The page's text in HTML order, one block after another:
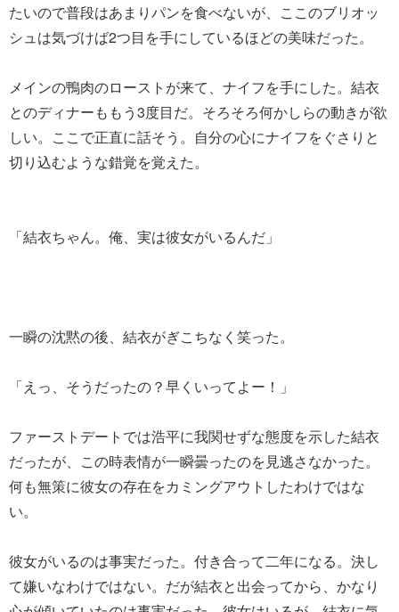
たいので普段はあまりパンを食べないが、ここのブリオッ
シュは気づけば2つ目を手にしているほどの美味だった。
メインの鴨肉のローストが来て、ナイフを手にした。結衣
とのディナーももう3度目だ。そろそろ何かしらの動きが欲
しい。ここで正直に話そう。自分の心にナイフをぐさりと
切り込むような錯覚を覚えた。
「結衣ちゃん。俺、実は彼女がいるんだ」
一瞬の沈黙の後、結衣がぎこちなく笑った。
「えっ、そうだったの？早くいってよー！」
ファーストデートでは浩平に我関せずな態度を示した結衣
だったが、この時表情が一瞬曇ったのを見逃さなかった。
何も無策に彼女の存在をカミングアウトしたわけではな
い。
彼女がいるのは事実だった。付き合って二年になる。決し
て嫌いなわけではない。だが結衣と出会ってから、かなり